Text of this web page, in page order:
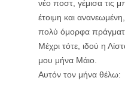
νέο ποστ, γέμισα τις
έτοιμη και
πολύ όμορφα
Μέχρι τότε, ιδού η
μου μήνα Μάιο.
Αυτόν τον μήνα θέλω: